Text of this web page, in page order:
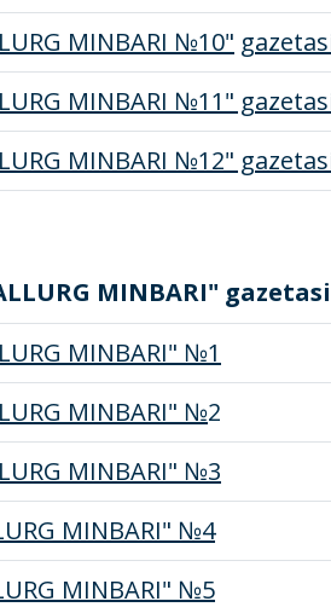
MINBARI №10"
MINBARI №11"
MINBARI №12"
MINBARI"
MINBARI" №1
MINBARI" №2
MINBARI" №3
MINBARI" №4
MINBARI" №5